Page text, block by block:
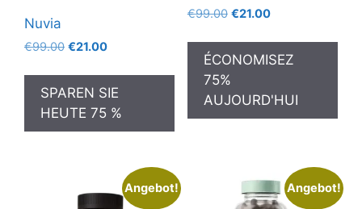
Nuvia
€99.00 Ursprünglicher
war:
€99.00
€21.00Aktueller
ist:
€21.00.
SPAREN SIE
HEUTE 75 %
€99.00 Ursprünglicher
war:
€99.00
€21.00Aktueller
ist:
€21.00.
ÉCONOMISEZ
75%
AUJOURD'HUI
Angebot! Angebot!